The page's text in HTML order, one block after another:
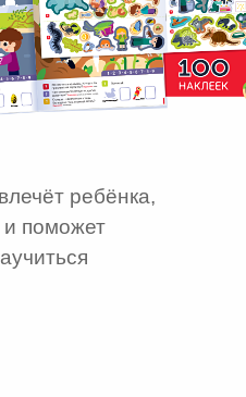
ребёнка,
поможет